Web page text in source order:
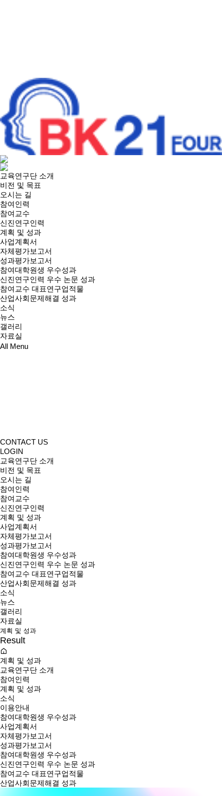
교육연구단 소개
비전 및 목표
오시는 길
참여인력
참여교수
신진연구인력
계획 및 성과
사업계획서
자체평가보고서
성과평가보고서
참여대학원생 우수성과
신진연구인력 우수 논문 성과
참여교수 대표연구업적물
산업사회문제해결 성과
소식
뉴스
갤러리
자료실
All Menu
CONTACT US
LOGIN
교육연구단 소개
비전 및 목표
오시는 길
참여인력
참여교수
신진연구인력
계획 및 성과
사업계획서
자체평가보고서
성과평가보고서
참여대학원생 우수성과
신진연구인력 우수 논문 성과
참여교수 대표연구업적물
산업사회문제해결 성과
소식
뉴스
갤러리
자료실
계획 및 성과
Result
계획 및 성과
교육연구단 소개
참여인력
계획 및 성과
소식
이용안내
참여대학원생 우수성과
사업계획서
자체평가보고서
성과평가보고서
참여대학원생 우수성과
신진연구인력 우수 논문 성과
참여교수 대표연구업적물
산업사회문제해결 성과